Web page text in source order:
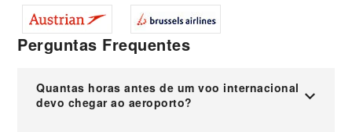
Perguntas Frequentes
Quantas horas antes de um voo internacional
devo chegar ao aeroporto?